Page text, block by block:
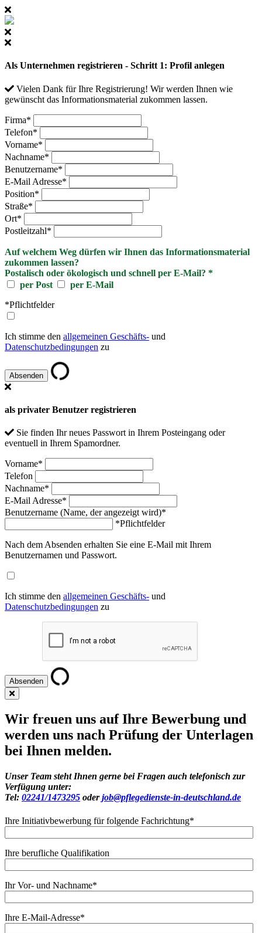
Als Unternehmen registrieren - Schritt 1: Profil anlegen
Vielen Dank für Ihre Registrierung! Wir werden Ihnen wie
gewünscht das Informationsmaterial zukommen lassen.
Firma*
Telefon*
Vorname*
Nachname*
Benutzername*
E-Mail Adresse*
Position*
Straße*
Ort*
Postleitzahl*
Auf welchem Weg dürfen wir Ihnen das Informationsmaterial
zukommen lassen?
Postalisch oder ökologisch und schnell per E-Mail? *
per Post
per E-Mail
*Pflichtfelder
Ich stimme den allgemeinen Geschäfts- und
Datenschutzbedingungen zu
als privater Benutzer registrieren
Sie finden Ihr neues Passwort in Ihrem Posteingang oder
eventuell in Ihrem Spamordner.
Vorname*
Telefon
Nachname*
E-Mail Adresse*
Benutzername (Name, der angezeigt wird)*
*Pflichtfelder
Nach dem Absenden erhalten Sie eine E-Mail mit Ihrem
Benutzernamen und Passwort.
Ich stimme den allgemeinen Geschäfts- und
Datenschutzbedingungen zu
Wir freuen uns auf Ihre Bewerbung und
werden uns nach Prüfung der Unterlagen
bei Ihnen melden.
Unser Team steht Ihnen gerne bei Fragen auch telefonisch zur
Verfügung unter:
Tel: 02241/1473295 oderjob@pflegedienste-in-deutschland.de
Ihre Initiativbewerbung für folgende Fachrichtung*
Ihre berufliche Qualifikation
Ihr Vor- und Nachname*
Ihre E-Mail-Adresse*